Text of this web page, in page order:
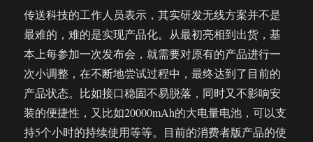
传送科技的工作人员表示，其实研发无线方案并不是
最难的，难的是实现产品化。从最初亮相到出货，基
本上每参加一次发布会，就需要对原有的产品进行一
次小调整，在不断地尝试过程中，最终达到了目前的
产品状态。比如接口稳固不易脱落，同时又不影响安
装的便捷性，又比如20000mAh的大电量电池，可以支
持5个小时的持续使用等等。目前的消费者版产品的使